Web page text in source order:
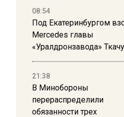
08:54
Под Екатеринбургом
Mercedes главы
«Уралдронзавода»
21:38
В Минобороны
перераспределили
обязанности трех